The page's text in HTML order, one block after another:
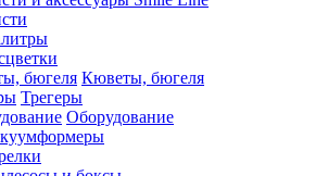
Кюветы, бюгеля
Трегеры
Оборудование